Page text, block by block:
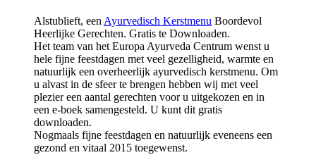
Alstublieft, eenAyurvedisch Kerstmenu Boordevol
Heerlijke Gerechten. Gratis te Downloaden.
Het team van het Europa Ayurveda Centrum wenst u
hele fijne feestdagen met veel gezelligheid, warmte en
natuurlijk een overheerlijk ayurvedisch kerstmenu. Om
u alvast in de sfeer te brengen hebben wij met veel
plezier een aantal gerechten voor u uitgekozen en in
een e-boek samengesteld. U kunt dit gratis
downloaden.
Nogmaals fijne feestdagen en natuurlijk eveneens een
gezond en vitaal 2015 toegewenst.